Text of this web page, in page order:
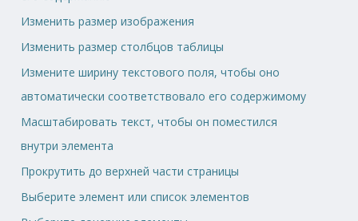
Изменить размер изображения
Изменить размер столбцов таблицы
Измените ширину текстового поля, чтобы оно
автоматически соответствовало его содержимому
Масштабировать текст, чтобы он поместился
внутри элемента
Прокрутить до верхней части страницы
Выберите элемент или список элементов